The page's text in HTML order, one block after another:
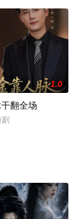
1.0
翻全场